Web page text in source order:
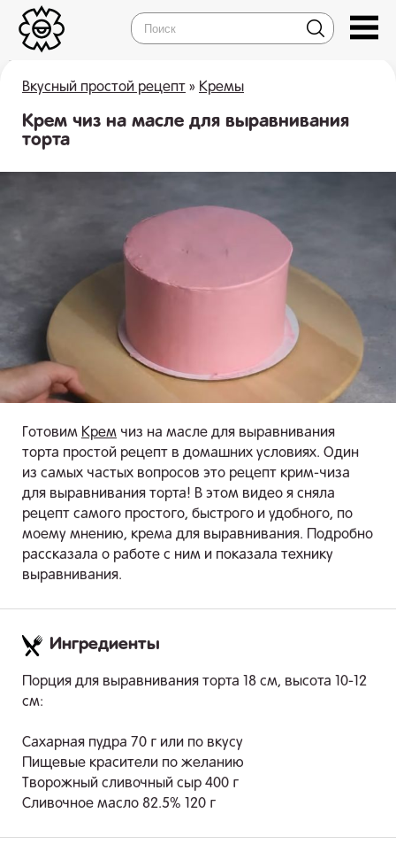
Вкусный простой рецепт » Кремы
Крем чиз на масле для выравнивания
торта
Готовим Крем чиз на масле для выравнивания
торта простой рецепт в домашних условиях. Один
из самых частых вопросов это рецепт крим-чиза
для выравнивания торта! В этом видео я сняла
рецепт самого простого, быстрого и удобного, по
моему мнению, крема для выравнивания. Подробно
рассказала о работе с ним и показала технику
выравнивания.
Ингредиенты
Порция для выравнивания торта 18 см, высота 10-12
см:
Сахарная пудра 70 г или по вкусу
Пищевые красители по желанию
Творожный сливочный сыр 400 г
Сливочное масло 82.5% 120 г